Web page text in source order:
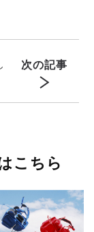
次の記事
こちら